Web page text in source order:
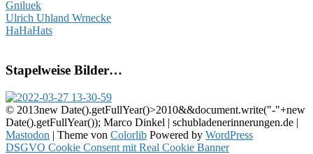
Gniluek
Ulrich Uhland Wrnecke
HaHaHats
Stapelweise Bilder…
© 2013new Date().getFullYear()>2010&&document.write("-"+new
Date().getFullYear()); Marco Dinkel | schubladenerinnerungen.de |
Mastodon | Theme von Colorlib Powered by WordPress
DSGVO Cookie Consent mit Real Cookie Banner